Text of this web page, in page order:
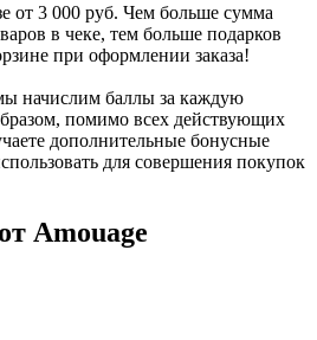
от 3 000 руб. Чем больше сумма
в чеке, тем больше подарков
при оформлении заказа!
начислим баллы за каждую
помимо всех действующих
дополнительные бонусные
для совершения покупок
Amouage